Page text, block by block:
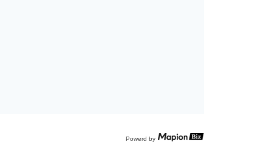
Powerd by